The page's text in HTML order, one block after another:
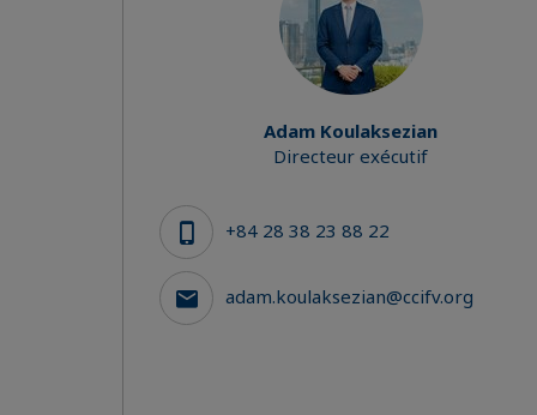
Adam Koulaksezian
Directeur exécutif
+84 28 38 23 88 22
adam.koulaksezian@ccifv.org